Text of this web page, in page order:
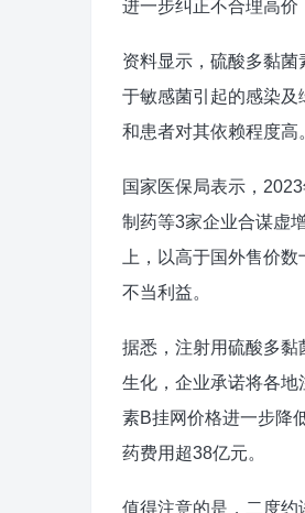
进一步纠正不合理高价
资料显示，硫酸多黏
于敏感菌引起的感染
和患者对其依赖程度高
国家医保局表示，
制药等3家企业合谋虚
上，以高于国外售价
不当利益。
据悉，注射用硫酸多
生化，企业承诺将各
素B挂网价格进一步降
药费用超38亿元。
值得注意的是，二度